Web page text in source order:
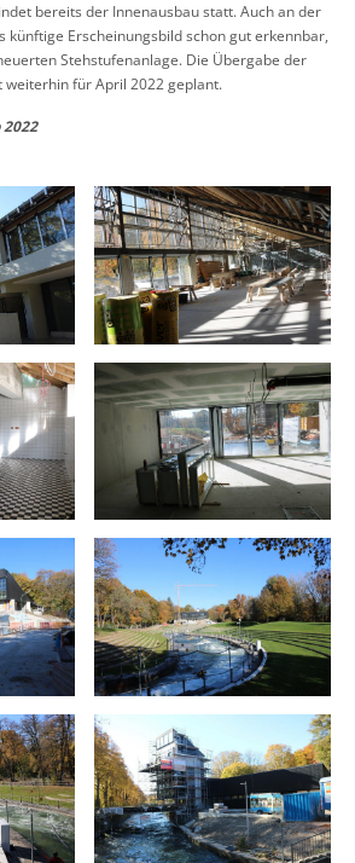
bereits der Innenausbau statt. Auch an der
künftige Erscheinungsbild schon gut erkennbar,
Stehstufenanlage. Die Übergabe der
weiterhin für April 2022 geplant.